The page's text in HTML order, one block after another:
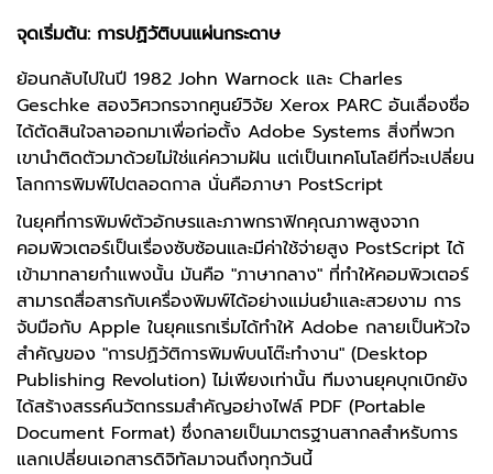
จุดเริ่มต้น: การปฏิวัติบนแผ่นกระดาษ
ย้อนกลับไปในปี 1982 John Warnock และ Charles
Geschke สองวิศวกรจากศูนย์วิจัย Xerox PARC อันเลื่องชื่อ
ได้ตัดสินใจลาออกมาเพื่อก่อตั้ง Adobe Systems สิ่งที่พวก
เขานำติดตัวมาด้วยไม่ใช่แค่ความฝัน แต่เป็นเทคโนโลยีที่จะเปลี่ยน
โลกการพิมพ์ไปตลอดกาล นั่นคือภาษา PostScript
ในยุคที่การพิมพ์ตัวอักษรและภาพกราฟิกคุณภาพสูงจาก
คอมพิวเตอร์เป็นเรื่องซับซ้อนและมีค่าใช้จ่ายสูง PostScript ได้
เข้ามาทลายกำแพงนั้น มันคือ "ภาษากลาง" ที่ทำให้คอมพิวเตอร์
สามารถสื่อสารกับเครื่องพิมพ์ได้อย่างแม่นยำและสวยงาม การ
จับมือกับ Apple ในยุคแรกเริ่มได้ทำให้ Adobe กลายเป็นหัวใจ
สำคัญของ "การปฏิวัติการพิมพ์บนโต๊ะทำงาน" (Desktop
Publishing Revolution) ไม่เพียงเท่านั้น ทีมงานยุคบุกเบิกยัง
ได้สร้างสรรค์นวัตกรรมสำคัญอย่างไฟล์ PDF (Portable
Document Format) ซึ่งกลายเป็นมาตรฐานสากลสำหรับการ
แลกเปลี่ยนเอกสารดิจิทัลมาจนถึงทุกวันนี้